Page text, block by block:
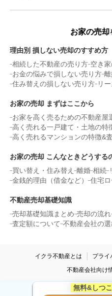
千葉県千葉市緑区誉田町一
状態: 更地
400万円
千葉県東金市台方
1,000
千葉県千葉市稲毛区園生町
1,000万円
無料&しつ
お家の売却
理由別 損しない売却のすすめ方
相続した不動産の売り方 空き
お金の悩みで損しない売り方
住み替えの損しない売り方 リ
お家の売却 まずはここから
お家を高く売るための不動産屋
高く売れる一戸建て・土地の特
高く売れるマンションの特徴&
お家の売却 こんなときどうする
買い替え・住み替え
離婚 相続
金銭的理由（借金など）
住宅
不動産売却基礎知識
売却基礎知識まとめ 売却の流れ
査定額について 不動産会社の
イクラ不動産とは プライ
不動産会社向け